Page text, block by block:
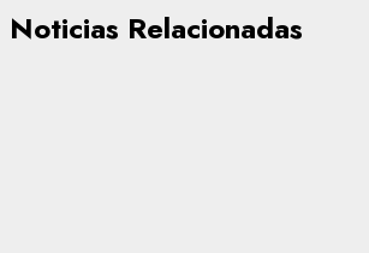
Noticias Relacionadas